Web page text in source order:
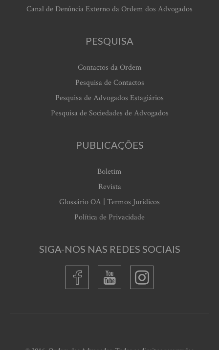
Canal de Denúncia Externo da Ordem dos Advogados
PESQUISA
Contactos da Ordem
Pesquisa de Contactos
Pesquisa de Advogados Estagiários
Pesquisa de Sociedades de Advogados
PUBLICAÇÕES
Boletim
Revista
Glossário OA | Termos Jurídicos
Política de Privacidade
SIGA-NOS NAS REDES SOCIAIS